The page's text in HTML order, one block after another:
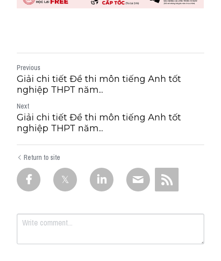
Previous
Giải chi tiết Đề thi môn tiếng Anh tốt
nghiệp THPT năm...
Next
Giải chi tiết Đề thi môn tiếng Anh tốt
nghiệp THPT năm...
Return to site